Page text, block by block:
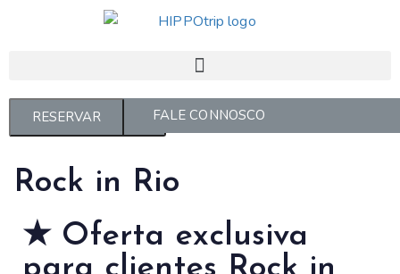
FALE CONNOSCO
GERIR RESERVAS
RESERVAR
Rock in Rio
★ Oferta exclusiva